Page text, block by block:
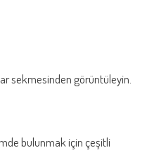
sekmesinden görüntüleyin.
bulunmak için çeşitli